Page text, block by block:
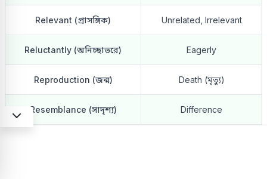
Relevant (প্রাসঙ্গিক) Unrelated, Irrelevant
Reluctantly (অনিচ্ছাভরে) Eagerly
Reproduction (জন্ম) Death (মৃত্যু)
Resemblance (সাদৃশ্য) Difference